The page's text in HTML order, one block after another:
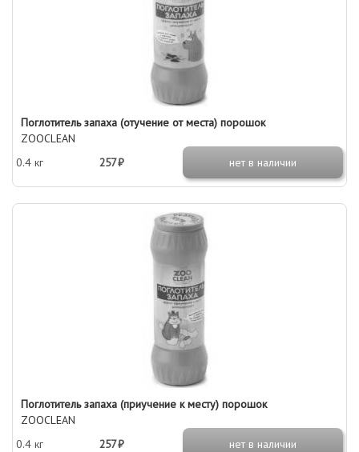
Поглотитель запаха (отучение от места) порошок
ZOOCLEAN
0.4 кг
257 ₽ нет в наличии
Поглотитель запаха (приучение к месту) порошок
ZOOCLEAN
0.4 кг
257 ₽ нет в наличии